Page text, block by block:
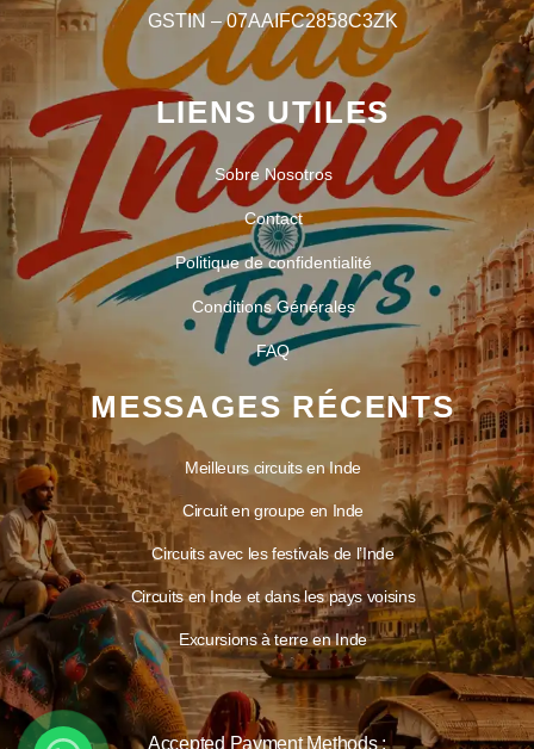
GSTIN – 07AAIFC2858C3ZK
LIENS UTILES
Sobre Nosotros
Contact
Politique de confidentialité
Conditions Générales
FAQ
MESSAGES RÉCENTS
Meilleurs circuits en Inde
Circuit en groupe en Inde
Circuits avec les festivals de l’Inde
Circuits en Inde et dans les pays voisins
Excursions à terre en Inde
Accepted Payment Methods :